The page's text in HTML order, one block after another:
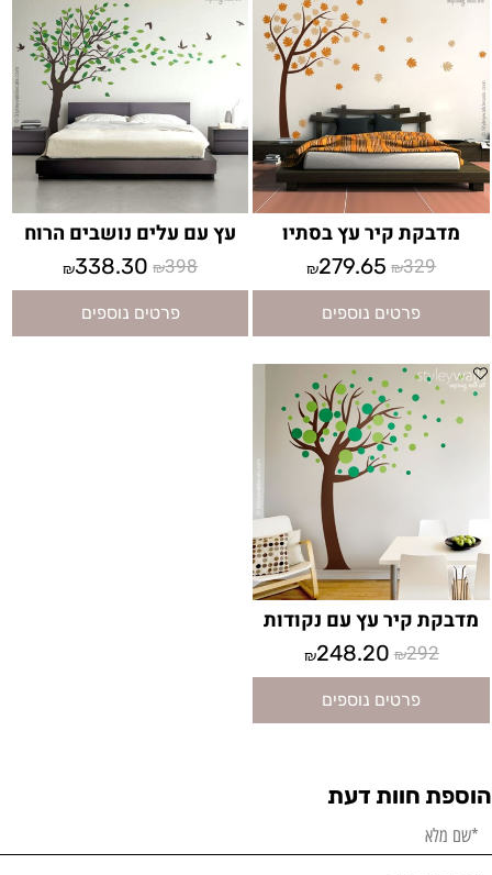
מדבקת קיר עץ בסתיו
₪329
₪279.65
פרטים נוספים
עץ עם עלים נושבים הרוח
₪398
₪338.30
פרטים נוספים
מדבקת קיר עץ עם נקודות
₪292
₪248.20
פרטים נוספים
הוספת חוות דעת